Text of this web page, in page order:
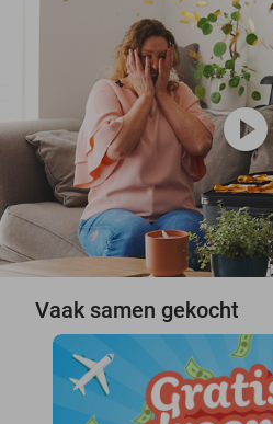
play_circle
Vaak samen gekocht